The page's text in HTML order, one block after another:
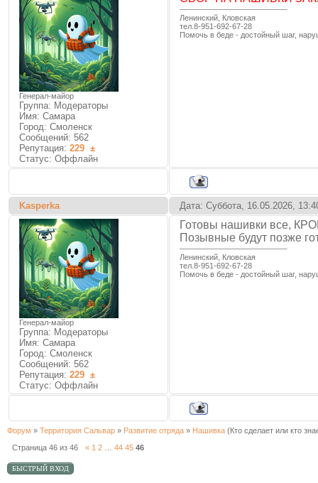
Генерал-майор
Группа: Модераторы
Имя: Самара
Город: Смоленск
Сообщений: 562
Репутация: 229 ±
Статус: Оффлайн
Ленинский, Кловская
тел.8-951-692-67-28
Помочь в беде - достойный шаг,
Kasperka Дата: Суббота, 16.05.2026,
Генерал-майор
Группа: Модераторы
Имя: Самара
Город: Смоленск
Сообщений: 562
Репутация: 229 ±
Статус: Оффлайн
Готовы нашивки все,
Позывные будут позже
Ленинский, Кловская
тел.8-951-692-67-28
Помочь в беде - достойный шаг,
Форум » Территория Сальвар » Развитие отряда » Нашивка (Кто сделает или кто
Страница 46 из 46 « 1 2 44 45 46